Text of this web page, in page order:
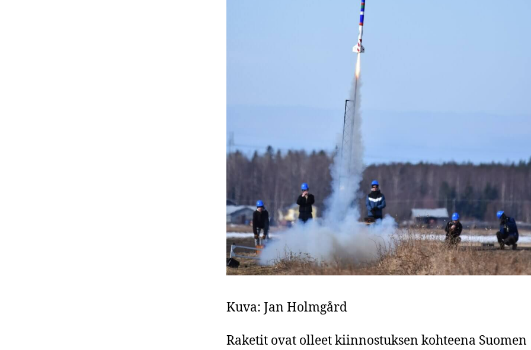
Kuva: Jan Holmgård
Raketit ovat olleet kiinnostuksen kohteena Suomen